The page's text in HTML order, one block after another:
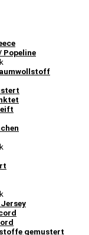
Popeline
gemustert